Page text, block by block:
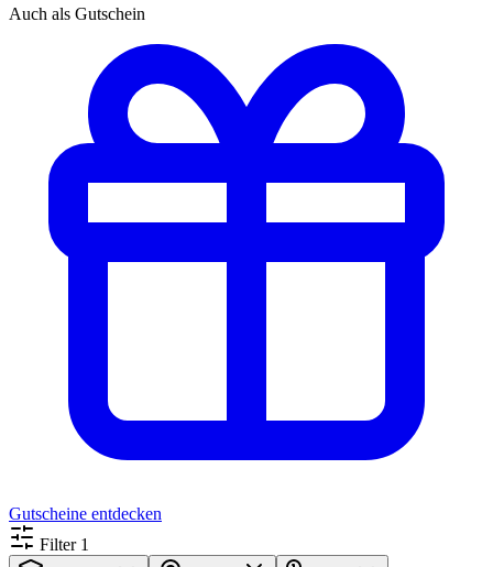
Auch als Gutschein
Gutscheine entdecken
Filter 1